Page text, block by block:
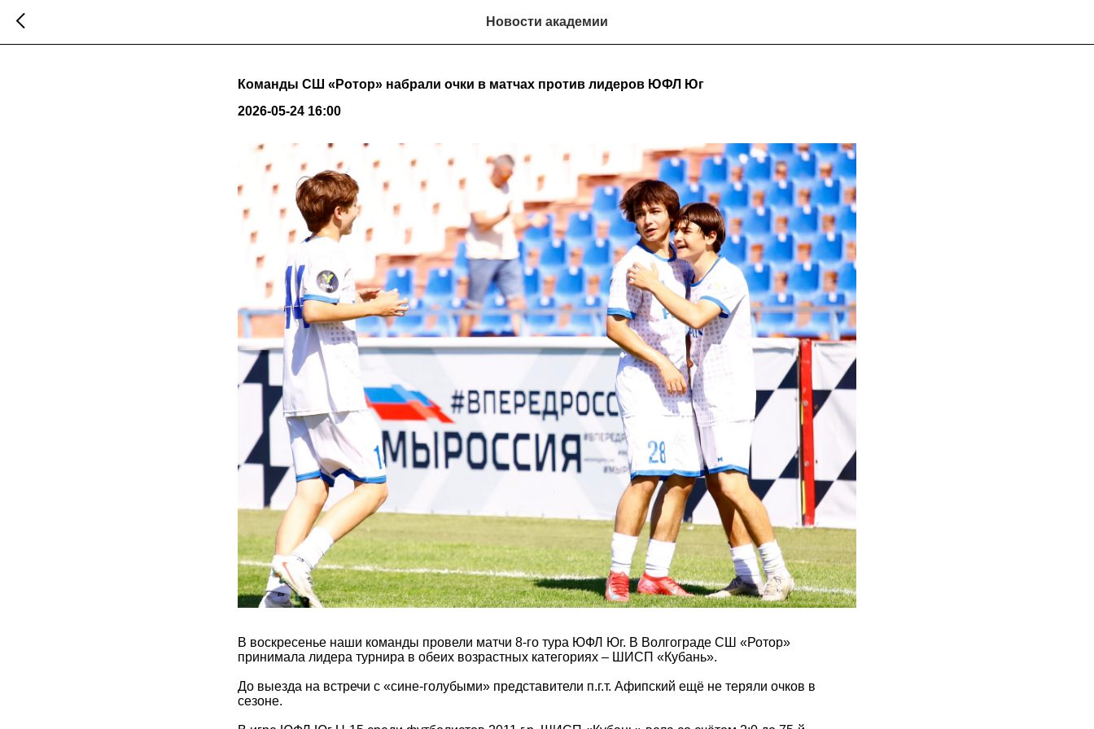
Новости академии
Команды СШ «Ротор» набрали очки в матчах против лидеров ЮФЛ Юг
2026-05-24 16:00
В воскресенье наши команды провели матчи 8-го тура ЮФЛ Юг. В Волгограде СШ «Ротор»
принимала лидера турнира в обеих возрастных категориях – ШИСП «Кубань».
До выезда на встречи с «сине-голубыми» представители п.г.т. Афипский ещё не теряли очков в
сезоне.